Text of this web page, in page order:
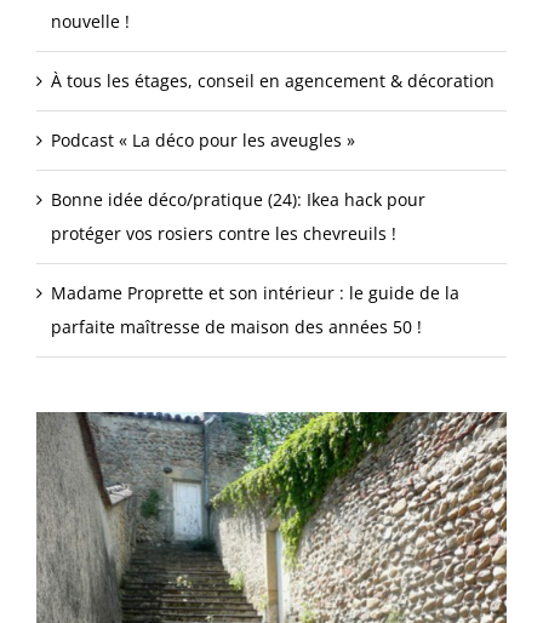
nouvelle !
À tous les étages, conseil en agencement & décoration
Podcast « La déco pour les aveugles »
Bonne idée déco/pratique (24): Ikea hack pour
protéger vos rosiers contre les chevreuils !
Madame Proprette et son intérieur : le guide de la
parfaite maîtresse de maison des années 50 !